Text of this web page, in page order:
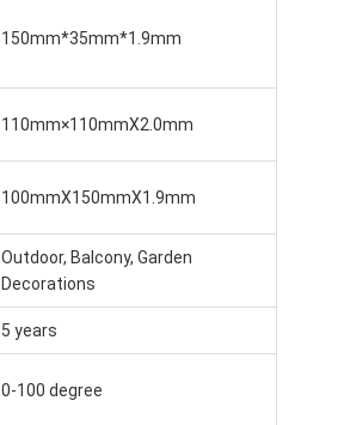
150mm*35mm*1.9mm
110mm×110mmX2.0mm
100mmX150mmX1.9mm
Outdoor, Balcony, Garden
Decorations
5 years
0-100 degree